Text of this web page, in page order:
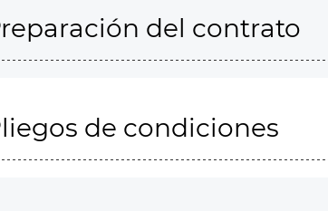
del contrato
de condiciones